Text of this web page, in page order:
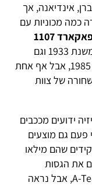
אינדיאנה, אך
כמה מכוניות עם
1107
1933 וגם
מודל 1985, אבל אף אחת
של צוות
ידועים מככבים
פעם גם מוצעים
שהם מילאו
את הגסות
והמאסיביות של ה-GMC 'ואנדורה' של A-Team, אבל נראה